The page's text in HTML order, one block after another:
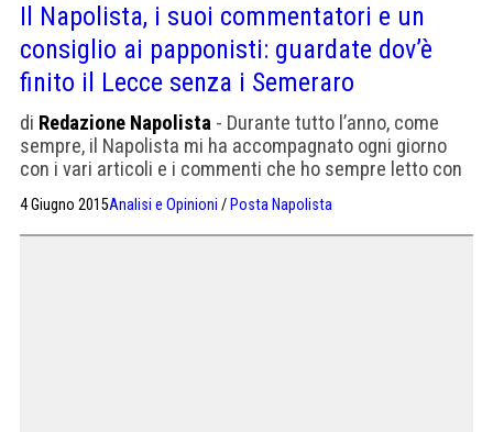
Il Napolista, i suoi commentatori e un
consiglio ai papponisti: guardate dov’è
finito il Lecce senza i Semeraro
di Redazione Napolista - Durante tutto l’anno, come
sempre, il Napolista mi ha accompagnato ogni giorno
con i vari articoli e i commenti che ho sempre letto con
attenzione. Ora credo sia tempo di puntualizzare alcun
dati oggettivamente incontrovertibili e che pure non ho
visto sufficientemente rimarcati. Le mie considerazioni
4 Giugno 2015Analisi e Opinioni / Posta Napolista